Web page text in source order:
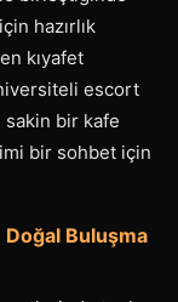
hazırlık
kıyafet
escort
sakin bir kafe
bir sohbet için
Doğal Buluşma